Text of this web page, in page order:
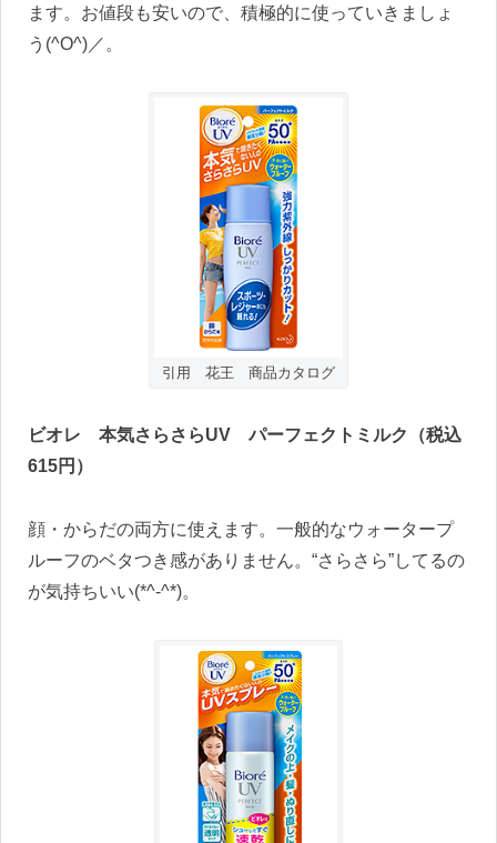
ます。お値段も安いので、積極的に使っていきましょ
う(^O^)／。
引用 花王 商品カタログ
ビオレ 本気さらさらUV パーフェクトミルク（税込
615円）
顔・からだの両方に使えます。一般的なウォータープ
ルーフのベタつき感がありません。“さらさら”してるの
が気持ちいい(*^-^*)。